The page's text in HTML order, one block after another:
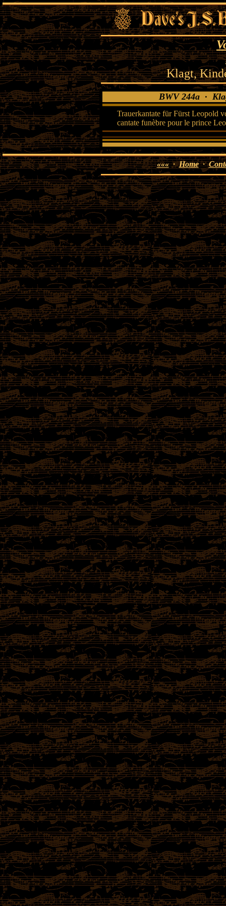
Klagt,
BWV 244a ·
Trauerkantate für Fürst Leopold
cantate funèbre pour le prince
«««·Home·